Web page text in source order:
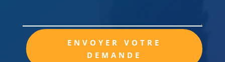
ENVOYER VOTRE
DEMANDE
Alternative: